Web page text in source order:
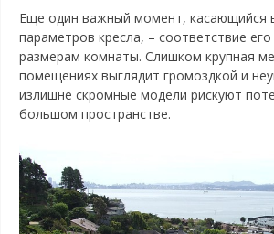
Еще один важный момент, касающийся
параметров кресла, – соответствие
размерам комнаты. Слишком крупная
помещениях выглядит громоздкой и
излишне скромные модели рискуют
большом пространстве.